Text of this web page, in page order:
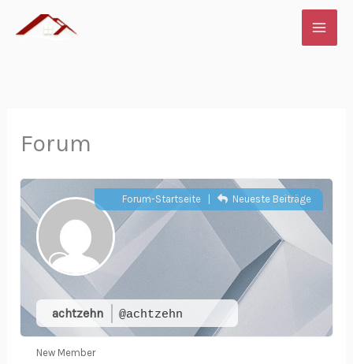
Inhalt
Forum
achtzehn @achtzehn
Forum-Startseite| Neueste Beiträge
New Member